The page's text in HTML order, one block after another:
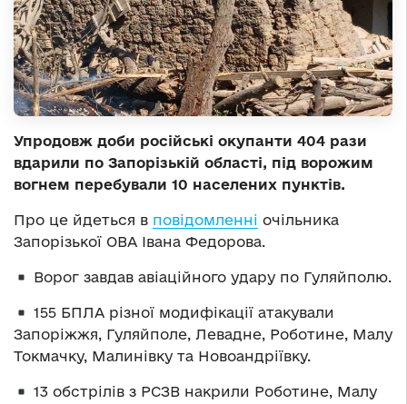
Упродовж доби російські окупанти 404 рази
вдарили по Запорізькій області, під ворожим
вогнем перебували 10 населених пунктів.
Про це йдеться в повідомленні очільника
Запорізької ОВА Івана Федорова.
Ворог завдав авіаційного удару по Гуляйполю.
155 БПЛА різної модифікації атакували
Запоріжжя, Гуляйполе, Левадне, Роботине, Малу
Токмачку, Малинівку та Новоандріївку.
13 обстрілів з РСЗВ накрили Роботине, Малу